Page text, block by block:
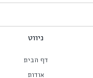
ניווט
דף הבית
אודות